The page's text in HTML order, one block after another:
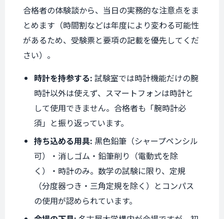
合格者の体験談から、当日の実務的な注意点をま
とめます（時間割などは年度により変わる可能性
があるため、受験票と要項の記載を優先してくだ
さい）。
時計を持参する: 試験室では時計機能だけの腕
時計以外は使えず、スマートフォンは時計と
して使用できません。合格者も「腕時計必
須」と振り返っています。
持ち込める用具: 黒色鉛筆（シャープペンシル
可）・消しゴム・鉛筆削り（電動式を除
く）・時計のみ。数学の試験に限り、定規
（分度器つき・三角定規を除く）とコンパス
の使用が認められています。